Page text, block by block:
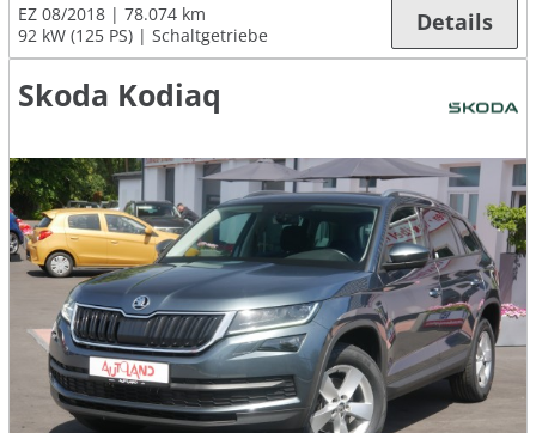
EZ 08/2018
78.074 km
92 kW (125 PS)
Schaltgetriebe Details
Skoda Kodiaq